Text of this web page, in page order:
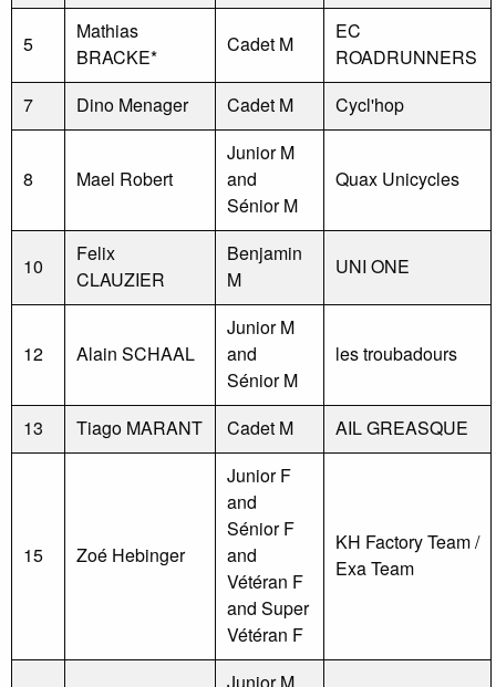
5
Mathias
BRACKE*
Cadet M
EC
ROADRUNNERS
7
Dino Menager Cadet M Cycl'hop
8 Mael Robert
Junior M
and
Sénior M
Quax Unicycles
10
Felix
CLAUZIER
Benjamin
M
UNI ONE
12 Alain SCHAAL
Junior M
and
Sénior M
les troubadours
13 Tiago MARANT Cadet M AIL GREASQUE
15 Zoé Hebinger
Junior F
and
Sénior F
and
Vétéran F
and Super
Vétéran F
KH Factory Team /
Exa Team
Junior M